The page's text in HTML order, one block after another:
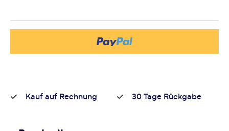
Kauf auf Rechnung 30 Tage Rückgabe